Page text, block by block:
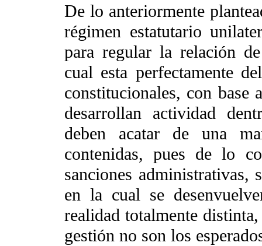
De lo anteriormente
régimen estatutario
para regular la relación
cual esta perfectamente
constitucionales, con base
desarrollan actividad
deben acatar de una
contenidas, pues de lo
sanciones administrativas,
en la cual se
realidad totalmente
gestión no son los